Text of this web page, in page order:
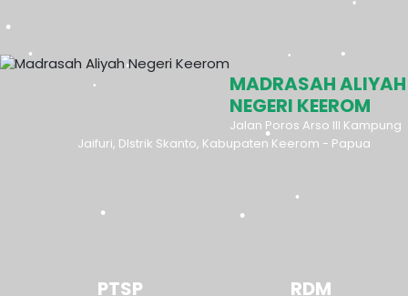
MADRASAH ALIYAH
NEGERI KEEROM
Jalan Poros Arso III Kampung
Jaifuri, DIstrik Skanto, Kabupaten Keerom - Papua
PTSP RDM